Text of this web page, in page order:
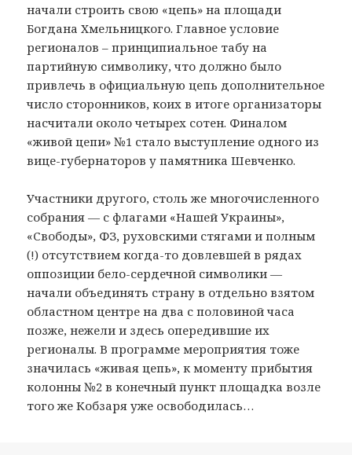
начали строить свою «цепь» на площади
Богдана Хмельницкого. Главное условие
регионалов – принципиальное табу на
партийную символику, что должно было
привлечь в официальную цепь дополнительное
число сторонников, коих в итоге организаторы
насчитали около четырех сотен. Финалом
«живой цепи» №1 стало выступление одного из
вице-губернаторов у памятника Шевченко.
Участники другого, столь же многочисленного
собрания — с флагами «Нашей Украины»,
«Свободы», ФЗ, руховскими стягами и полным
(!) отсутствием когда-то довлевшей в рядах
оппозиции бело-сердечной символики —
начали объединять страну в отдельно взятом
областном центре на два с половиной часа
позже, нежели и здесь опередившие их
регионалы. В программе мероприятия тоже
значилась «живая цепь», к моменту прибытия
колонны №2 в конечный пункт площадка возле
того же Кобзаря уже освободилась…